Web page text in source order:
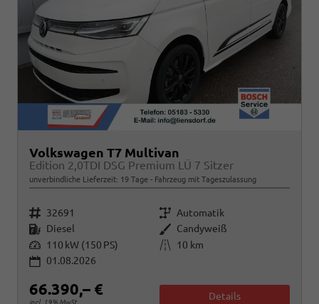
Volkswagen T7 Multivan
Edition 2,0TDI DSG Premium LÜ 7 Sitzer
unverbindliche Lieferzeit: 19 Tage Fahrzeug mit Tageszulassung
Fahrzeugnr. 32691 Getriebe Automatik
Kraftstoff Diesel Außenfarbe Candyweiß
Leistung 110 kW (150 PS) Kilometerstand
10 km
01.08.2026
66.390,– €
incl. 19% MwSt.
Details